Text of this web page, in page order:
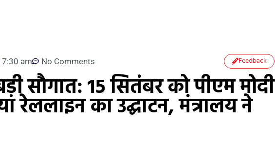
7:30 am No Comments Feedback
सौगात: 15 सितंबर को पीएम मोदी
रेललाइन का उद्घाटन, मंत्रालय ने